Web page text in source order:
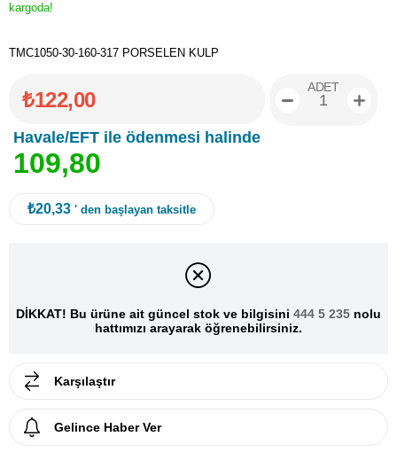
kargoda!
TMC1050-30-160-317 PORSELEN KULP
₺122,00
Havale/EFT ile ödenmesi halinde
109,80
ADET
₺20,33 ' den başlayan taksitle
DİKKAT! Bu ürüne ait güncel stok ve bilgisini 444 5 235 nolu
hattımızı arayarak öğrenebilirsiniz.
Karşılaştır
Gelince Haber Ver